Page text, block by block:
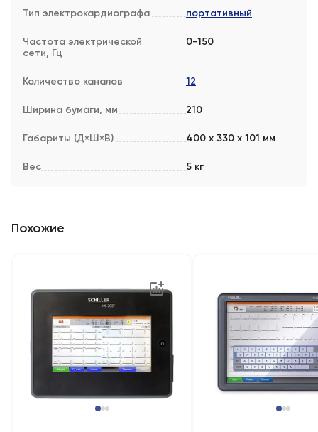
Тип электрокардиографа портативный
Частота электрической
сети, Гц
0-150
Количество каналов 12
Ширина бумаги, мм 210
Габариты (Д×Ш×В) 400 x 330 x 101 мм
Вес 5 кг
Похожие